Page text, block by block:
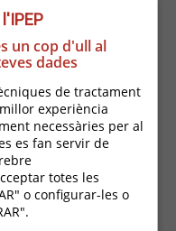
un cop d'ull al
dades
de tractament
experiència
necessàries per al
es fan servir de
totes les
o configurar-les o